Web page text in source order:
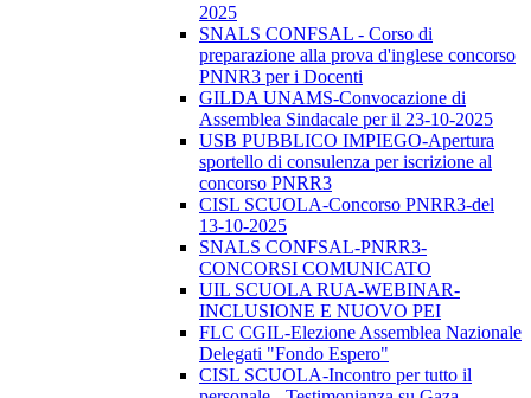
2025
SNALS CONFSAL - Corso di
preparazione alla prova d'inglese concorso
PNNR3 per i Docenti
GILDA UNAMS-Convocazione di
Assemblea Sindacale per il 23-10-2025
USB PUBBLICO IMPIEGO-Apertura
sportello di consulenza per iscrizione al
concorso PNRR3
CISL SCUOLA-Concorso PNRR3-del
13-10-2025
SNALS CONFSAL-PNRR3-
CONCORSI COMUNICATO
UIL SCUOLA RUA-WEBINAR-
INCLUSIONE E NUOVO PEI
FLC CGIL-Elezione Assemblea Nazionale
Delegati "Fondo Espero"
CISL SCUOLA-Incontro per tutto il